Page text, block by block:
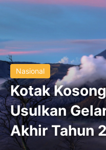
Nasional
Kotak
Usulkan
Akhir Tahun